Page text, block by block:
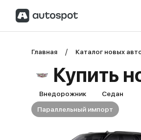
Главная Каталог новых
Купить
Внедорожник
Седан
Параллельный импорт